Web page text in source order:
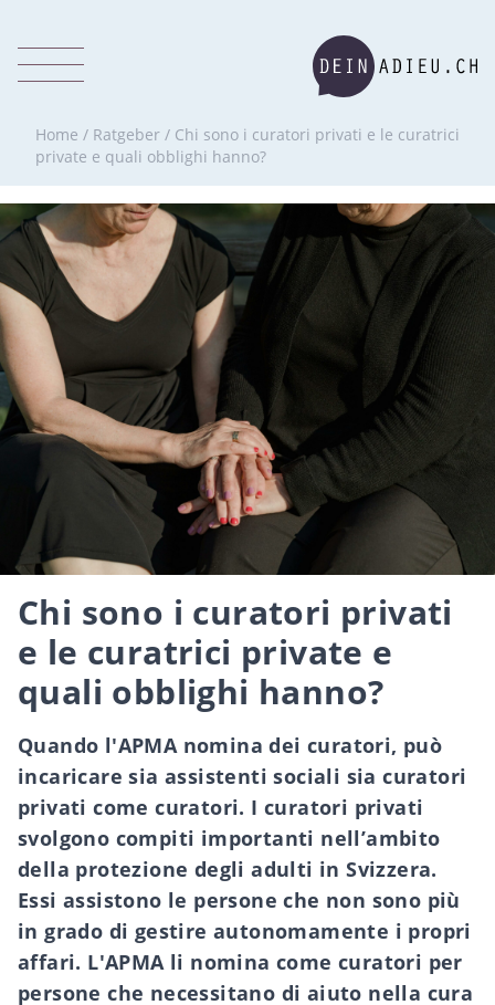
Home / Ratgeber / Chi sono i curatori privati e le curatrici
private e quali obblighi hanno?
Chi sono i curatori privati
e le curatrici private e
quali obblighi hanno?
Quando l'APMA nomina dei curatori, può
incaricare sia assistenti sociali sia curatori
privati come curatori. I curatori privati
svolgono compiti importanti nell’ambito
della protezione degli adulti in Svizzera.
Essi assistono le persone che non sono più
in grado di gestire autonomamente i propri
affari. L'APMA li nomina come curatori per
persone che necessitano di aiuto nella cura